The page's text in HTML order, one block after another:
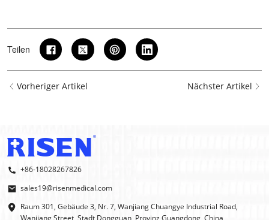
Teilen
Vorheriger Artikel Nächster Artikel
+86-18028267826
sales19@risenmedical.com
Raum 301, Gebäude 3, Nr. 7, Wanjiang Chuangye Industrial Road,